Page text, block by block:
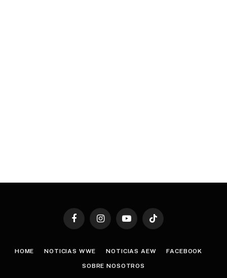
FacebookInstagramYouTubeTikTok
HOME NOTICIAS WWE NOTICIAS AEW FACEBOOK
SOBRE NOSOTROS